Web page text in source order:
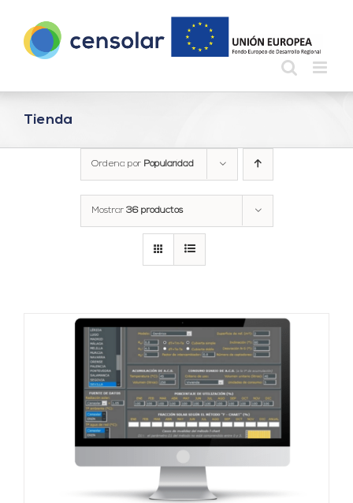
contenido
Tienda
Ordena por Popularidad
Mostrar 36 productos